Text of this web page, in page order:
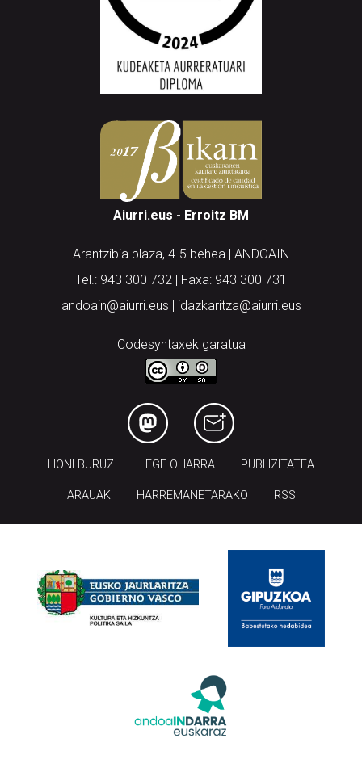
Aiurri.eus - Erroitz BM
Arantzibia plaza, 4-5 behea | ANDOAIN
Tel.: 943 300 732 | Faxa: 943 300 731
andoain@aiurri.eus | idazkaritza@aiurri.eus
Codesyntaxek garatua
HONI BURUZ LEGE OHARRA PUBLIZITATEA
ARAUAK HARREMANETARAKO RSS